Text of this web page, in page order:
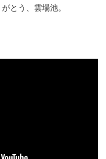
とう、雲場池。